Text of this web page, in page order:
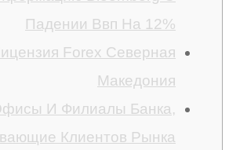
Падении Ввп На 12%
Forex Северная
Македония
И Филиалы Банка,
Клиентов Рынка